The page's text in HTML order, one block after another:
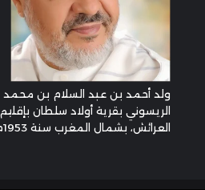
ولد أحمد بن عبد السلام بن محمد
الريسوني بقرية أولاد سلطان بإقليم
العرائش، بشمال المغرب سنة 1953م ...